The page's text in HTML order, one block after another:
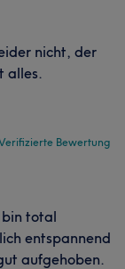
nicht, der
alles.
Bewertung
bin total
entspannend
aufgehoben.